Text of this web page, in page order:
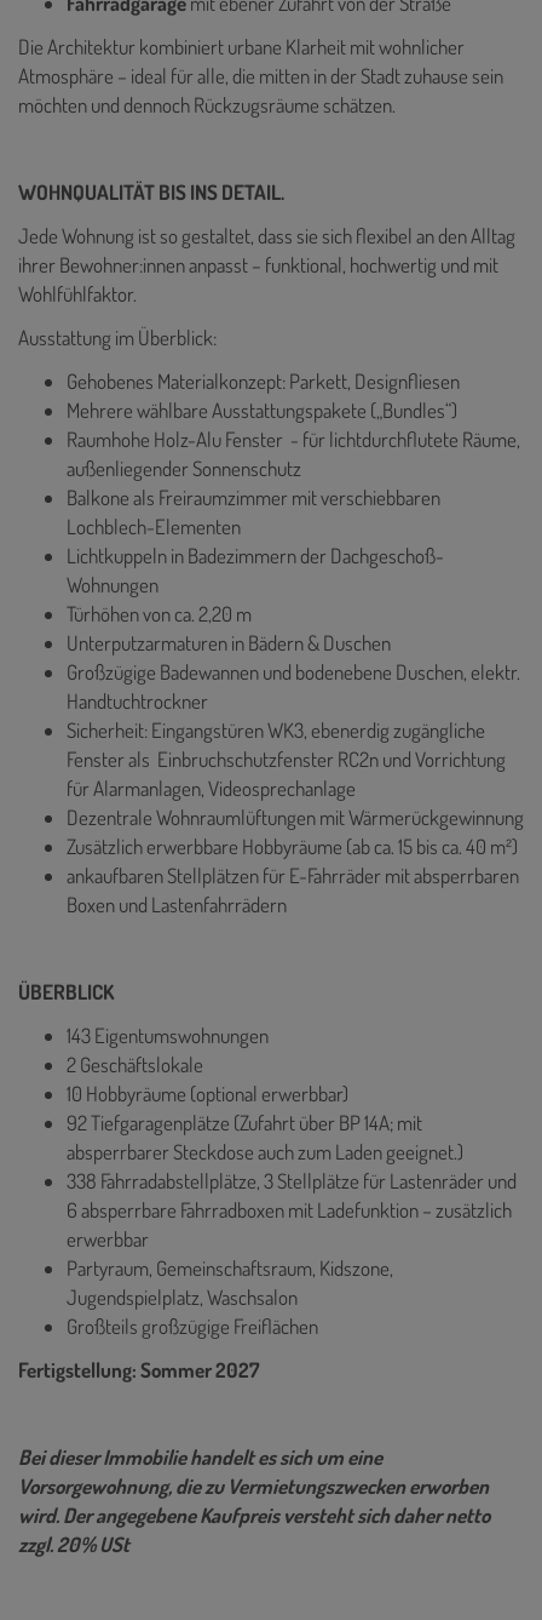
Die Architektur kombiniert urbane Klarheit mit wohnlicher
Atmosphäre – ideal für alle, die mitten in der Stadt zuhause sein
möchten und dennoch Rückzugsräume schätzen.
WOHNQUALITÄT BIS INS DETAIL.
Jede Wohnung ist so gestaltet, dass sie sich flexibel an den Alltag
ihrer Bewohner:innen anpasst – funktional, hochwertig und mit
Wohlfühlfaktor.
Ausstattung im Überblick:
Gehobenes Materialkonzept: Parkett, Designfliesen
Mehrere wählbare Ausstattungspakete („Bundles“)
Raumhohe Holz-Alu Fenster - für lichtdurchflutete Räume,
außenliegender Sonnenschutz
Balkone als Freiraumzimmer mit verschiebbaren
Lochblech-Elementen
Lichtkuppeln in Badezimmern der Dachgeschoß-
Wohnungen
Türhöhen von ca. 2,20 m
Unterputzarmaturen in Bädern & Duschen
Großzügige Badewannen und bodenebene Duschen, elektr.
Handtuchtrockner
Sicherheit: Eingangstüren WK3, ebenerdig zugängliche
Fenster als Einbruchschutzfenster RC2n und Vorrichtung
für Alarmanlagen, Videosprechanlage
Dezentrale Wohnraumlüftungen mit Wärmerückgewinnung
Zusätzlich erwerbbare Hobbyräume (ab ca. 15 bis ca. 40 m²)
ankaufbaren Stellplätzen für E-Fahrräder mit absperrbaren
Boxen und Lastenfahrrädern
ÜBERBLICK
143 Eigentumswohnungen
2 Geschäftslokale
10 Hobbyräume (optional erwerbbar)
92 Tiefgaragenplätze (Zufahrt über BP 14A; mit
absperrbarer Steckdose auch zum Laden geeignet.)
338 Fahrradabstellplätze, 3 Stellplätze für Lastenräder und
6 absperrbare Fahrradboxen mit Ladefunktion – zusätzlich
erwerbbar
Partyraum, Gemeinschaftsraum, Kidszone,
Jugendspielplatz, Waschsalon
Großteils großzügige Freiflächen
Fertigstellung: Sommer 2027
Bei dieser Immobilie handelt es sich um eine
Vorsorgewohnung, die zu Vermietungszwecken erworben
wird. Der angegebene Kaufpreis versteht sich daher netto
zzgl. 20% USt